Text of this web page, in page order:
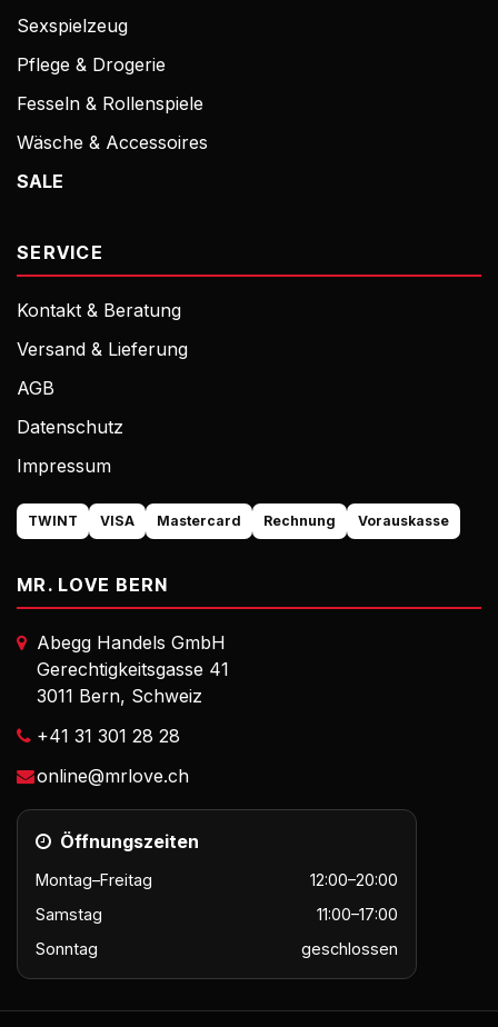
Sexspielzeug
Pflege & Drogerie
Fesseln & Rollenspiele
Wäsche & Accessoires
SALE
SERVICE
Kontakt & Beratung
Versand & Lieferung
AGB
Datenschutz
Impressum
TWINT VISA Mastercard Rechnung Vorauskasse
MR. LOVE BERN
Abegg Handels GmbH
Gerechtigkeitsgasse 41
3011 Bern, Schweiz
+41 31 301 28 28
online@mrlove.ch
Öffnungszeiten
Montag–Freitag
12:00–20:00
Samstag
11:00–17:00
Sonntag
geschlossen